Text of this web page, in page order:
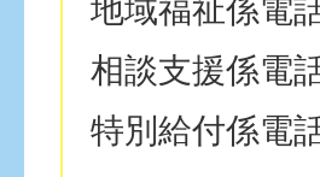
地域福祉係電
相談支援係電
特別給付係電